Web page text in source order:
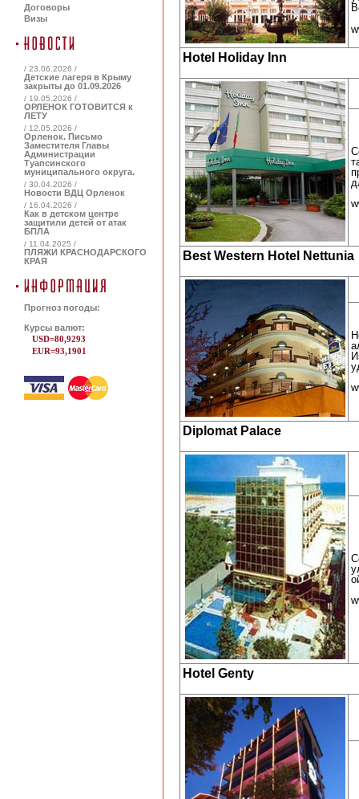
Договоры
Визы
/ 23.06.2026 /
Детские лагеря в Крыму
закрыты до 01.09.2026
/ 19.05.2026 /
ОРЛЕНОК ГОТОВИТСЯ к
ЛЕТУ
/ 12.05.2026 /
Орленок. Письмо
Заместителя Главы
Администрации
Туапсинского
муниципального округа.
/ 30.04.2026 /
Новости ВДЦ Орленок
/ 16.04.2026 /
Как в детском центре
защитили детей от атак
БПЛА
/ 11.04.2025 /
ПЛЯЖИ КРАСНОДАРСКОГО
КРАЯ
Прогноз погоды:
Курсы валют:
USD=80,9293
EUR=93,1901
Hotel Holiday Inn
Best Western Hotel Nettunia
Diplomat Palace
Hotel Genty